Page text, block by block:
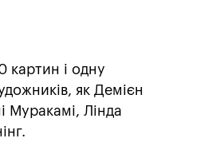
картин і одну
як Демієн
Муракамі, Лінда